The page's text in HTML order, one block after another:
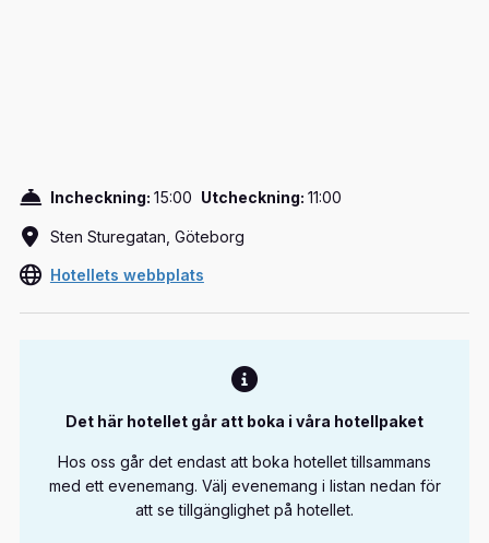
Incheckning: 15:00 Utcheckning: 11:00
Sten Sturegatan, Göteborg
Hotellets webbplats
Det här hotellet går att boka i våra hotellpaket
Hos oss går det endast att boka hotellet tillsammans
med ett evenemang. Välj evenemang i listan nedan för
att se tillgänglighet på hotellet.